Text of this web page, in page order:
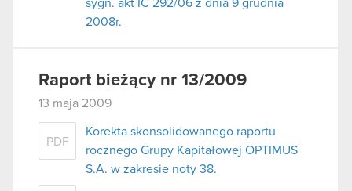
sygn. akt IC 292/06 z dnia 9 grudnia
2008r.
Raport bieżący nr 13/2009
13 maja 2009
PDF
Korekta skonsolidowanego raportu
rocznego Grupy Kapitałowej OPTIMUS
S.A. w zakresie noty 38.